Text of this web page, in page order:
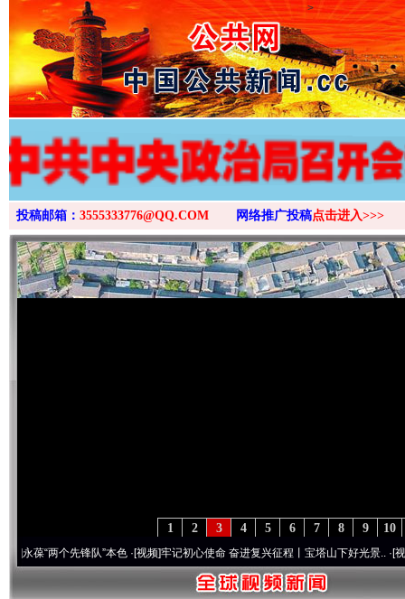
>
投稿邮箱： 3555333776@QQ.COM 网络推广投稿点击进入>>>
10
9
8
7
6
5
4
3
2
1
“两个先锋队”本色·[视频]牢记初心使命 奋进复兴征程丨宝塔山下好光景..·[视频]因